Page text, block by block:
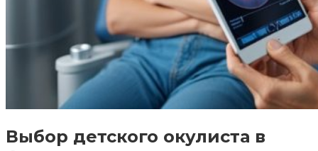
Выбор детского окулиста в